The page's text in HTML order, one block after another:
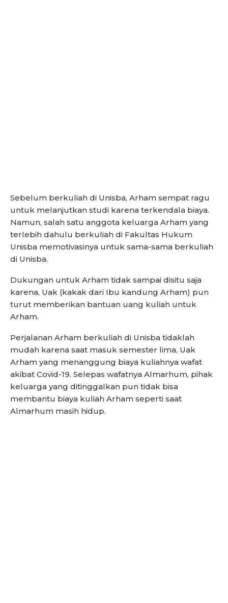
Sebelum berkuliah di Unisba, Arham sempat ragu
untuk melanjutkan studi karena terkendala biaya.
Namun, salah satu anggota keluarga Arham yang
terlebih dahulu berkuliah di Fakultas Hukum
Unisba memotivasinya untuk sama-sama berkuliah
di Unisba.
Dukungan untuk Arham tidak sampai disitu saja
karena, Uak (kakak dari Ibu kandung Arham) pun
turut memberikan bantuan uang kuliah untuk
Arham.
Perjalanan Arham berkuliah di Unisba tidaklah
mudah karena saat masuk semester lima, Uak
Arham yang menanggung biaya kuliahnya wafat
akibat Covid-19. Selepas wafatnya Almarhum, pihak
keluarga yang ditinggalkan pun tidak bisa
membantu biaya kuliah Arham seperti saat
Almarhum masih hidup.